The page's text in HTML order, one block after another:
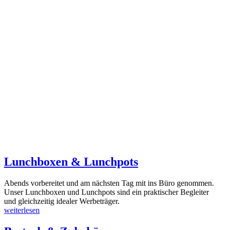
Lunchboxen & Lunchpots
Abends vorbereitet und am nächsten Tag mit ins Büro genommen.
Unser Lunchboxen und Lunchpots sind ein praktischer Begleiter
und gleichzeitig idealer Werbeträger.
weiterlesen